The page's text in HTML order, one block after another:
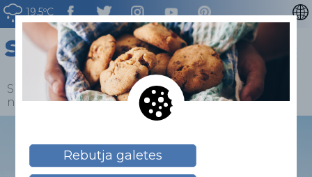
19.5ºC
ENGLISH
ESPAÑOL
FRANÇAIS
Sitges > Blog > Per què Sitges agrada tant als
nòmades digitals?
Rebutja galetes